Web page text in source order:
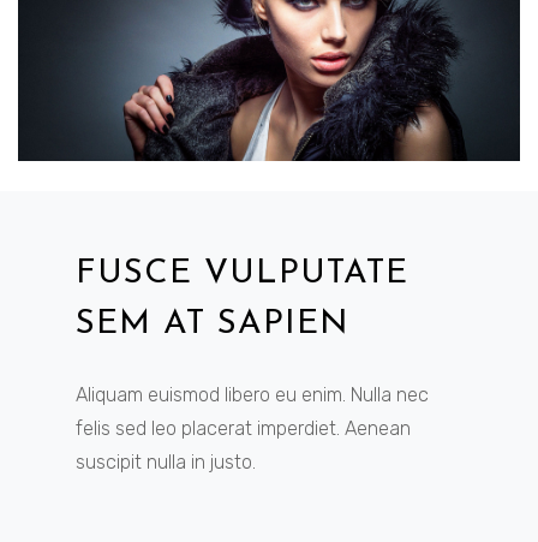
FUSCE VULPUTATE
SEM AT SAPIEN
Aliquam euismod libero eu enim. Nulla nec
felis sed leo placerat imperdiet. Aenean
suscipit nulla in justo.